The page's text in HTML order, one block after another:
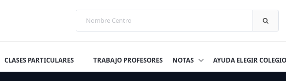
CLASES PARTICULARES TRABAJO PROFESORES NOTAS AYUDA ELEGIR